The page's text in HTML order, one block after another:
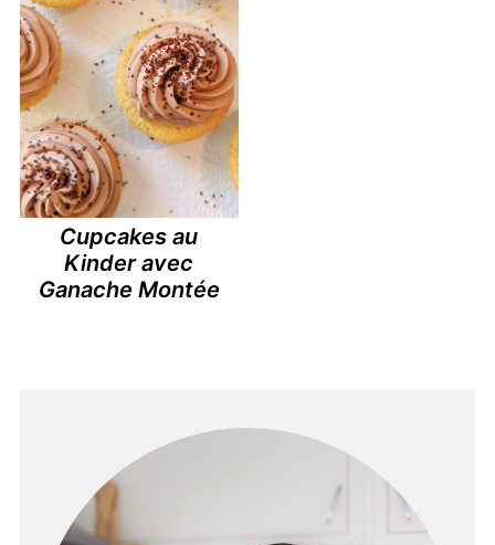
Cupcakes au
Kinder avec
Ganache Montée